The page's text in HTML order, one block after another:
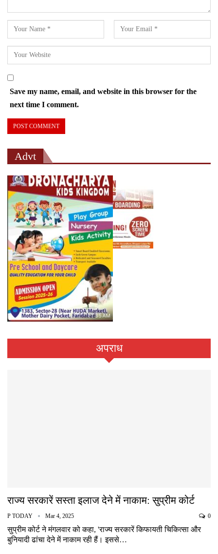
Save my name, email, and website in this browser for the
next time I comment.
Advt
अपराध
राज्य सरकारें सस्ता इलाज देने में नाकाम: सुप्रीम कोर्ट
P TODAY Mar 4, 2025 0
सुप्रीम कोर्ट ने मंगलवार को कहा, 'राज्य सरकारें किफायती चिकित्सा और
बुनियादी ढांचा देने में नाकाम रही हैं। इससे…